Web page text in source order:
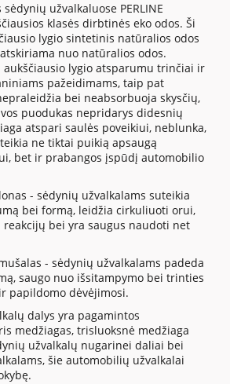
užvalkaluose PERLINE
klasės dirbtinės eko odos. Ši
lygio sintetinis natūralios odos
nuo natūralios odos.
aukščiausio lygio atsparumu trinčiai ir
pažeidimams, taip pat
bei neabsorbuoja skysčių,
puodukas nepridarys didesnių
atspari saulės poveikiui, neblunka,
ne tiktai puikią apsaugą
bet ir prabangos įspūdį automobilio
- sėdynių užvalkalams suteikia
bei formą, leidžia cirkuliuoti orui,
bei yra saugus naudoti net
- sėdynių užvalkalams padeda
saugo nuo išsitampymo bei trinties
papildomo dėvėjimosi.
dalys yra pagamintos
medžiagas, trisluoksnė medžiaga
užvalkalų nugarinei daliai bei
šie automobilių užvalkalai